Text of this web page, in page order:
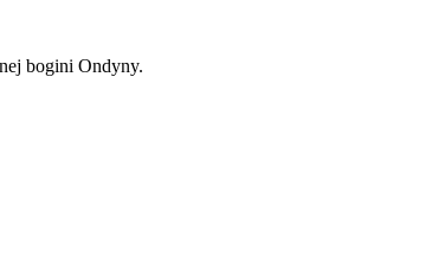
bogini Ondyny.